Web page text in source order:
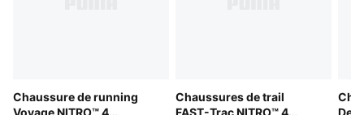
Chaussure de running
Voyage NITRO™ 4
Chaussures de trail
FAST-Trac NITRO™ 4